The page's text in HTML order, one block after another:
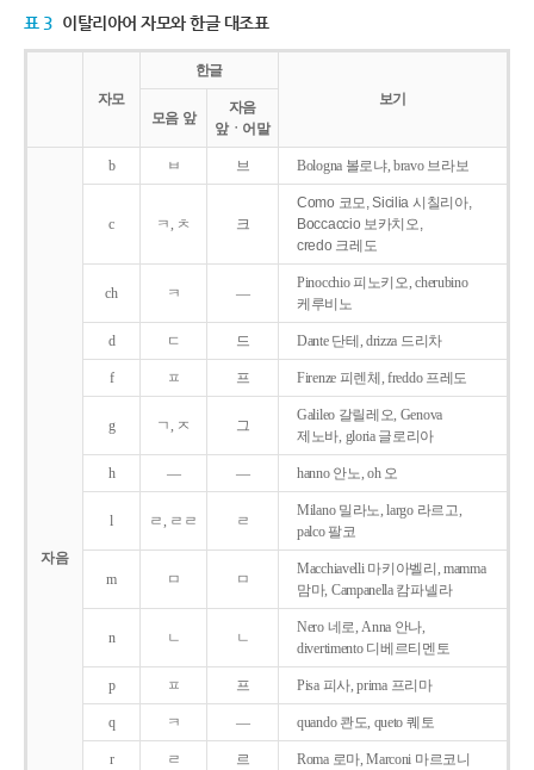
표 3 이탈리아어 자모와 한글 대조표
자모
한글
보기
모음 앞
자음
앞ㆍ어말
자음
b ㅂ 브 Bologna 볼로냐, bravo 브라보
c ㅋ, ㅊ 크
Como 코모, Sicilia 시칠리아,
Boccaccio 보카치오,
credo 크레도
ch ㅋ ―
Pinocchio 피노키오, cherubino
케루비노
d ㄷ 드 Dante 단테, drizza 드리차
f ㅍ 프 Firenze 피렌체, freddo 프레도
g ㄱ, ㅈ 그
Galileo 갈릴레오, Genova
제노바, gloria 글로리아
h ― ― hanno 안노, oh 오
l ㄹ, ㄹㄹ ㄹ
Milano 밀라노, largo 라르고,
palco 팔코
m ㅁ ㅁ
Macchiavelli 마키아벨리, mamma
맘마, Campanella 캄파넬라
n ㄴ ㄴ
Nero 네로, Anna 안나,
divertimento 디베르티멘토
p ㅍ 프 Pisa 피사, prima 프리마
q ㅋ ― quando 콴도, queto 퀘토
r ㄹ 르 Roma 로마, Marconi 마르코니